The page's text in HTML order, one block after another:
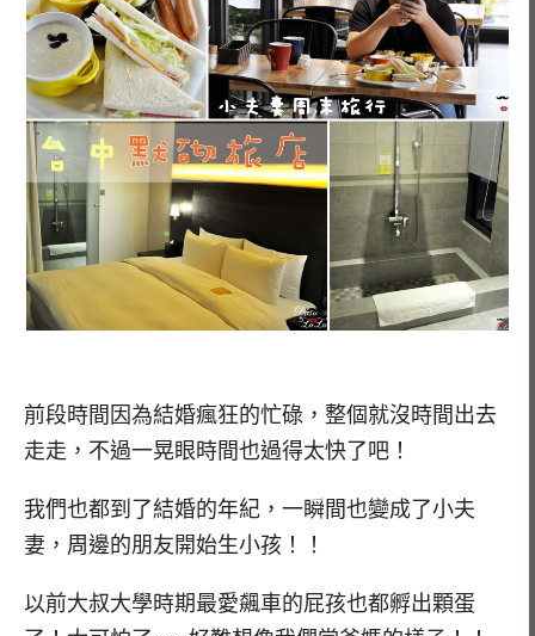
前段時間因為結婚瘋狂的忙碌，整個就沒時間出去
走走，不過一晃眼時間也過得太快了吧！
我們也都到了結婚的年紀，一瞬間也變成了小夫
妻，周邊的朋友開始生小孩！！
以前大叔大學時期最愛飆車的屁孩也都孵出顆蛋